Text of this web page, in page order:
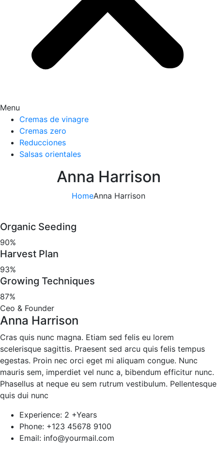
Menu
Cremas de vinagre
Cremas zero
Reducciones
Salsas orientales
Anna Harrison
HomeAnna Harrison
Organic Seeding
90%
Harvest Plan
93%
Growing Techniques
87%
Ceo & Founder
Anna Harrison
Cras quis nunc magna. Etiam sed felis eu lorem
scelerisque sagittis. Praesent sed arcu quis felis tempus
egestas. Proin nec orci eget mi aliquam congue. Nunc
mauris sem, imperdiet vel nunc a, bibendum efficitur nunc.
Phasellus at neque eu sem rutrum vestibulum. Pellentesque
quis dui nunc
Experience: 2 +Years
Phone: +123 45678 9100
Email: info@yourmail.com